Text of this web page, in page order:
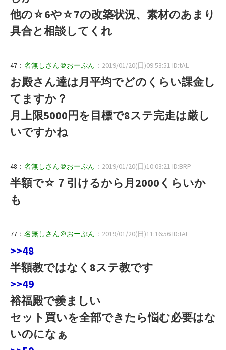
他の☆6や☆7の改築状況、素材のあまり
具合と相談してくれ
47： 名無しさん＠おーぷん ：2019/01/20(日)09:53:51 ID:tAL
お殿さん達は月平均でどのくらい課金し
てますか？
月上限5000円を目標で8ステ完走は厳し
いですかね
48： 名無しさん＠おーぷん ：2019/01/20(日)10:03:21 ID:BRP
半額で☆７引けるから月2000くらいか
も
77： 名無しさん＠おーぷん ：2019/01/20(日)11:16:56 ID:tAL
>>48
半額教ではなく8ステ教です
>>49
裕福殿で羨ましい
セット買いを全部できたら悩む必要はな
いのになぁ